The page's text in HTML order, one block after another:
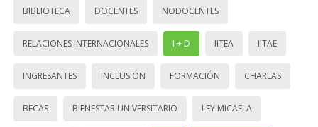
BIBLIOTECA DOCENTES NODOCENTES
RELACIONES INTERNACIONALES I + D IITEA IITAE
INGRESANTES INCLUSIÓN FORMACIÓN CHARLAS
BECAS BIENESTAR UNIVERSITARIO LEY MICAELA